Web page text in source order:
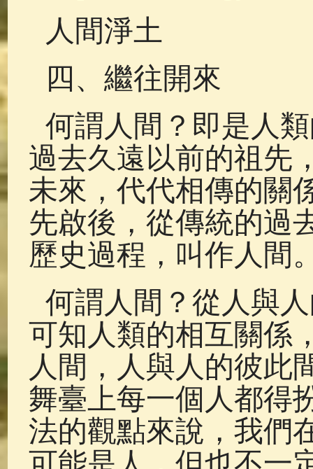
人間淨土
四、繼往開來
何謂人間？即是人
過去久遠以前的祖先
未來，代代相傳的關
先啟後，從傳統的過
歷史過程，叫作人間
何謂人間？從人與
可知人類的相互關係
人間，人與人的彼此
舞臺上每一個人都得
法的觀點來說，我們